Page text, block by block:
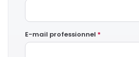
E-mail professionnel *